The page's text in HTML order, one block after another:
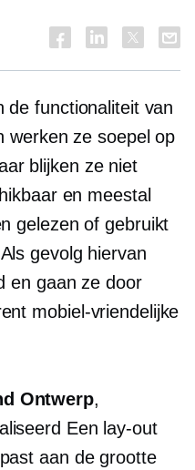
de functionaliteit van
werken ze soepel op
blijken ze niet
en meestal
gelezen of gebruikt
gevolg hiervan
en gaan ze door
mobiel-vriendelijke
Ontwerp,
Een lay-out
aan de grootte